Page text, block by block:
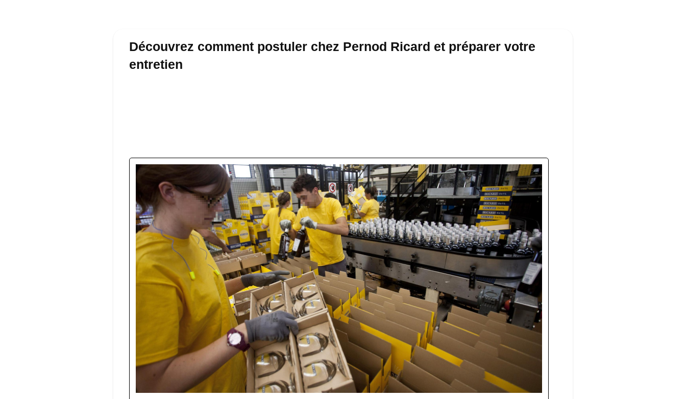
Découvrez comment postuler chez Pernod Ricard et préparer votre
entretien